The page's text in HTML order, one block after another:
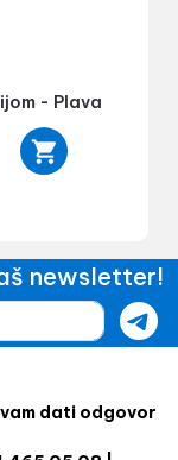
- Plava
newsletter!
dati odgovor